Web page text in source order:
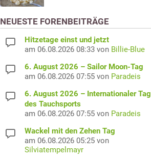
NEUESTE FORENBEITRÄGE
Hitzetage einst und jetzt
am 06.08.2026 08:33 von Billie-Blue
6. August 2026 – Sailor Moon-Tag
am 06.08.2026 07:55 von Paradeis
6. August 2026 – Internationaler Tag
des Tauchsports
am 06.08.2026 07:55 von Paradeis
Wackel mit den Zehen Tag
am 06.08.2026 05:25 von
Silviatempelmayr